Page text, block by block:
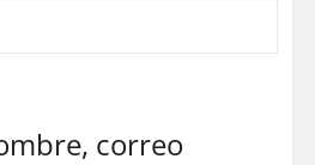
correo